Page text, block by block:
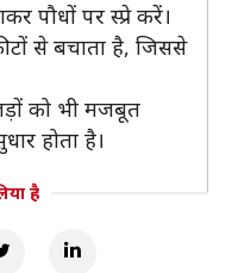
पौधों पर स्प्रे करें।
से बचाता है, जिससे
को भी मजबूत
होता है।
है